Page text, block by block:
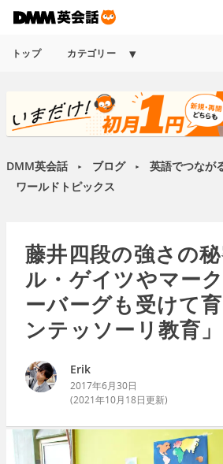
トップ カテゴリー
Expand
menu
DMM英会話 ► ブログ ► 英語でつなが
ワールドトピックス
藤井四段の強さの
ル・ゲイツやマー
ーバーグも受けて
ンテッソーリ教育
Erik
2017年6月30日
(2021年10月18日更新)